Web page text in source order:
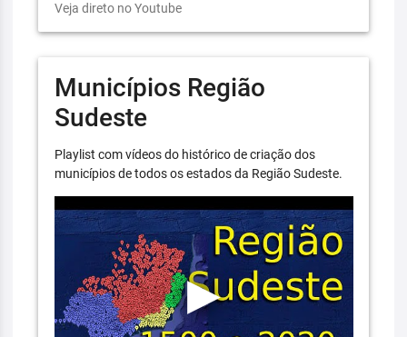
Veja direto no Youtube
Municípios Região
Sudeste
Playlist com vídeos do histórico de criação dos
municípios de todos os estados da Região Sudeste.